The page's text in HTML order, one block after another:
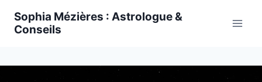
Sophia Mézières : Astrologue &
Conseils